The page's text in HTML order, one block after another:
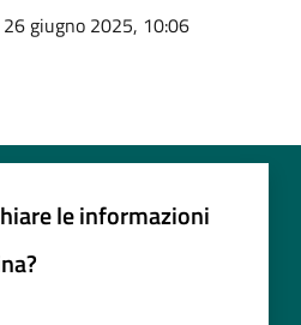
26 giugno 2025, 10:06
le informazioni